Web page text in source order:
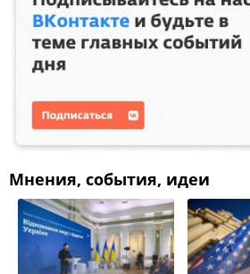
Мнения, события, идеи